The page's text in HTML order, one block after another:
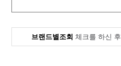
브랜드별조회 체크를 하신 후